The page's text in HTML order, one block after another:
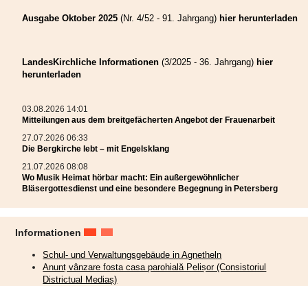
Herausgabe einer rumänischsprachigen Andachtenbroschüre und des
erschienenen deutschsprachigen Andachtenbüchleins und konnte dank der
Unterstützung der Projektabteilung des Landeskonsistoriums und des
Ihnen sei auch hiermit herzlichst gedankt! Großer Dank gebührt auch allen
Frauen, die mit ihren Beiträgen zur Gestaltung des Rundbriefs beigetragen
haben. 100 Ausgaben wurden bis zum Jubiläumsjahr 2025 zusammengestellt
alles neu“ geht die Frauenarbeit nicht nur bewährte Wege weiter, sondern
beschreitet mutig und vertrauensvoll neue Wege.
Frauen bereiten auch für die bevorstehenden Wochen
gemeinschaftsfördernde Veranstaltungen vor. Mehr dazu unter:
www.frauenarbeit.round (20+) Frauenarbeit | Facebook
Die Bergkirche lebt – mit
Ausgabe Oktober 2025 (Nr. 4/52 - 91. Jahrgang)hier herunterladen
LandesKirchliche Informationen (3/2025 - 36. Jahrgang)hier
herunterladen
03.08.2026 14:01
Mitteilungen aus dem breitgefächerten Angebot der Frauenarbeit
27.07.2026 06:33
Die Bergkirche lebt – mit Engelsklang
21.07.2026 08:08
Wo Musik Heimat hörbar macht: Ein außergewöhnlicher
Bläsergottesdienst und eine besondere Begegnung in Petersberg
Informationen
Schul- und Verwaltungsgebäude in Agnetheln
Anunț vânzare fosta casa parohială Pelișor (Consistoriul
Districtual Mediaș)